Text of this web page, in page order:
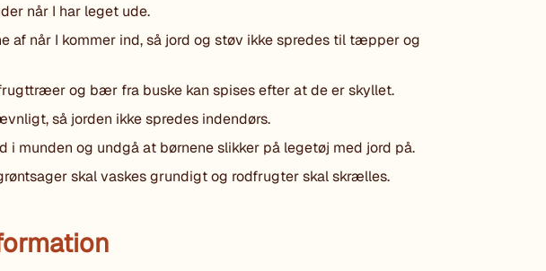
når I har leget ude.
af når I kommer ind, så jord og støv ikke spredes til tæpper og
og bær fra buske kan spises efter at de er skyllet.
så jorden ikke spredes indendørs.
i munden og undgå at børnene slikker på legetøj med jord på.
skal vaskes grundigt og rodfrugter skal skrælles.